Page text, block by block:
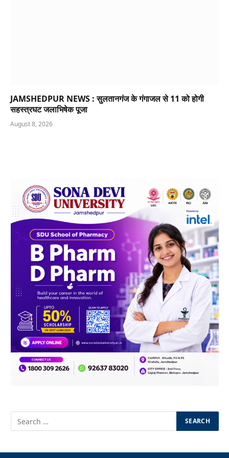
JAMSHEDPUR NEWS : सुलतानगंज के गंगाजल से 11 को होगी
सहस्त्रघट जलाभिषेक पूजा
August 8, 2026